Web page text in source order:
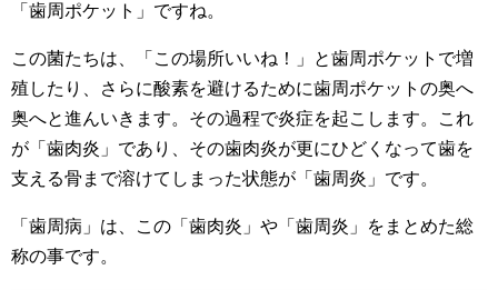
「歯周ポケット」ですね。
この菌たちは、「この場所いいね！」と歯周ポケットで増
殖したり、さらに酸素を避けるために歯周ポケットの奥へ
奥へと進んいきます。その過程で炎症を起こします。これ
が「歯肉炎」であり、その歯肉炎が更にひどくなって歯を
支える骨まで溶けてしまった状態が「歯周炎」です。
「歯周病」は、この「歯肉炎」や「歯周炎」をまとめた総
称の事です。